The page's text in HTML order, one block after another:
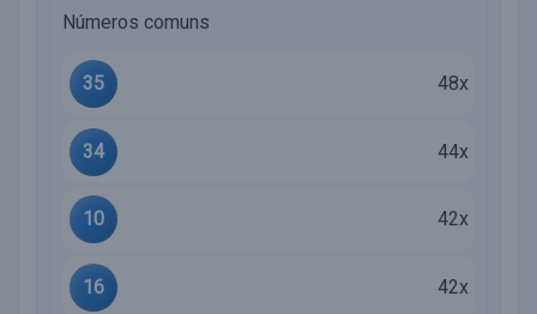
Números comuns
35 48x
34 44x
10 42x
16 42x